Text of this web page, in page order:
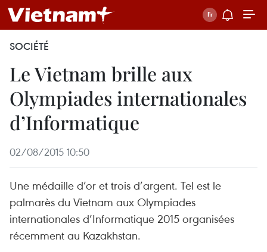
SOCIÉTÉ
Le Vietnam brille aux
Olympiades internationales
d’Informatique
02/08/2015 10:50
Une médaille d’or et trois d’argent. Tel est le
palmarès du Vietnam aux Olympiades
internationales d’Informatique 2015 organisées
récemment au Kazakhstan.